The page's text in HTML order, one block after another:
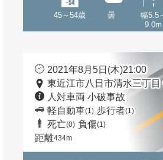
45～54歳 曇
幅5.5
9.0m
2021年8月5日(木)21:00
東近江市八日市清水三丁目
人対車両 小破事故
軽自動車(1) 歩行者(1)
死亡(0) 負傷(1)
距離434m